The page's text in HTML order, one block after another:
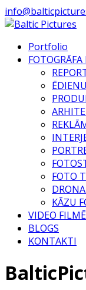
Portfolio
FOTO
KĀZU
VIDEO
BLOGS
KONTAKTI